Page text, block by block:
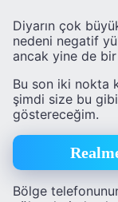
Diyarın çok
nedeni negatif
ancak yine de bir
Bu son iki nokta
şimdi size bu gibi
göstereceğim.
Bölge